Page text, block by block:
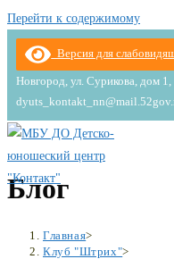
Перейти к содержимому
Версия для
Новгород, ул. Сурикова, дом
Блог
Главная>
Клуб "Штрих">